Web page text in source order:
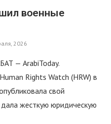
военные
2026
— ArabiToday.
Rights Watch (HRW) в
свой
жесткую юридическую